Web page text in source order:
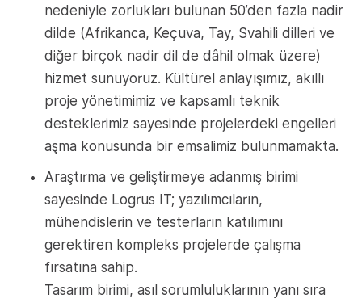
nedeniyle zorlukları bulunan 50’den fazla nadir
dilde (Afrikanca, Keçuva, Tay, Svahili dilleri ve
diğer birçok nadir dil de dâhil olmak üzere)
hizmet sunuyoruz. Kültürel anlayışımız, akıllı
proje yönetimimiz ve kapsamlı teknik
desteklerimiz sayesinde projelerdeki engelleri
aşma konusunda bir emsalimiz bulunmamakta.
Araştırma ve geliştirmeye adanmış birimi
sayesinde Logrus IT; yazılımcıların,
mühendislerin ve testerların katılımını
gerektiren kompleks projelerde çalışma
fırsatına sahip.
Tasarım birimi, asıl sorumluluklarının yanı sıra